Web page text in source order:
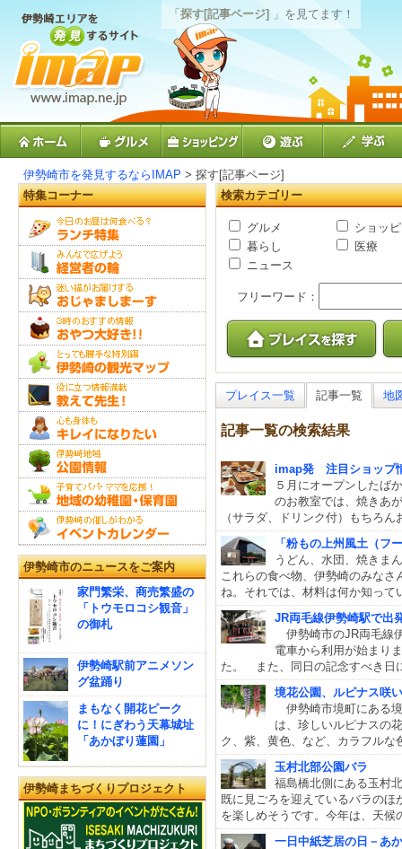
「探す[記事ページ] 」を見てます！
伊勢崎市を発見するならIMAP > 探す[記事ページ]
検索カテゴリー
グルメ
ショッ
暮らし
医療
ニュース
フリーワード：
プレイス一覧 記事一覧 地
記事一覧の検索結果
imap発 注目ショップ
５月にオープンしたば
のお教室では、焼きあ
（サラダ、ドリンク付）もちろ
「粉もの上州風土（フ
うどん、水団、焼きま
これらの食べ物、伊勢崎のみな
ね。それでは、材料は何か知っ
JR両毛線伊勢崎駅で出
伊勢崎市のJR両毛線
電車から利用が始まり
た。 また、同日の記念すべき日
境花公園、ルピナス咲
伊勢崎市境町にある
は、珍しいルピナスの
ク、紫、黄色、など、カラフル
玉村北部公園バラ
福島橋北側にある玉村
既に見ごろを迎えているバラの
を楽しめそうです。今年は、天
一日中紙芝居の日－あ
特集コーナー
伊勢崎市のニュースをご案内
家門繁栄、商売繁盛の
「トウモロコシ観音」
の御札
伊勢崎駅前アニメソン
グ盆踊り
まもなく開花ピーク
に！にぎわう天幕城址
「あかぼり蓮園」
伊勢崎まちづくりプロジェクト